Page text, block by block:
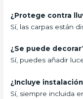
¿Protege contra
Sí, las carpas están
¿Se puede
Sí, puedes añadir
¿Incluye
Sí, siempre incluida